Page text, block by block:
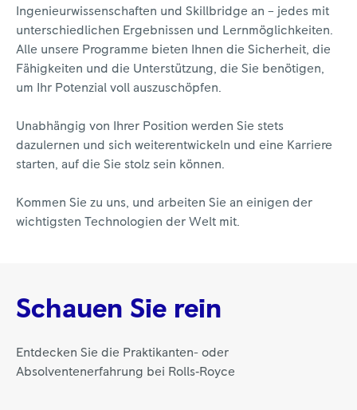
Ingenieurwissenschaften und Skillbridge an – jedes mit
unterschiedlichen Ergebnissen und Lernmöglichkeiten.
Alle unsere Programme bieten Ihnen die Sicherheit, die
Fähigkeiten und die Unterstützung, die Sie benötigen,
um Ihr Potenzial voll auszuschöpfen.
Unabhängig von Ihrer Position werden Sie stets
dazulernen und sich weiterentwickeln und eine Karriere
starten, auf die Sie stolz sein können.
Kommen Sie zu uns, und arbeiten Sie an einigen der
wichtigsten Technologien der Welt mit.
Schauen Sie rein
Entdecken Sie die Praktikanten- oder
Absolventenerfahrung bei Rolls‑Royce